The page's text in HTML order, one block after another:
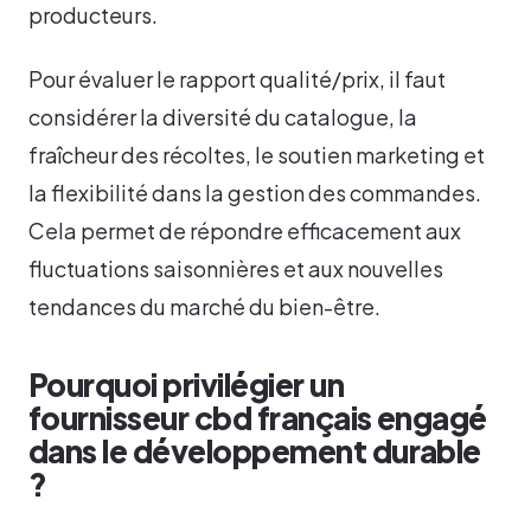
producteurs.
Pour évaluer le rapport qualité/prix, il faut
considérer la diversité du catalogue, la
fraîcheur des récoltes, le soutien marketing et
la flexibilité dans la gestion des commandes.
Cela permet de répondre efficacement aux
fluctuations saisonnières et aux nouvelles
tendances du marché du bien-être.
Pourquoi privilégier un
fournisseur cbd français engagé
dans le développement durable
?